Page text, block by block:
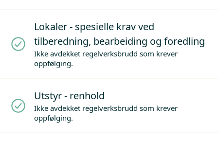
Lokaler - spesielle krav ved
tilberedning, bearbeiding og foredling
Ikke avdekket regelverksbrudd som krever
oppfølging.
Utstyr - renhold
Ikke avdekket regelverksbrudd som krever
oppfølging.